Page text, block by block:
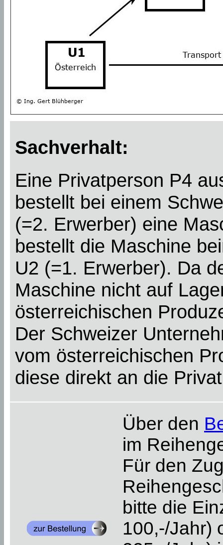
Sachverhalt:
Eine Privatperson P4
bestellt bei einem
(=2. Erwerber) eine
bestellt die Maschine
U2 (=1. Erwerber). Da
Maschine nicht auf
österreichischen
Der Schweizer
vom österreichischen
diese direkt an die
Über den
im
Für den
bitte die
100,-/Jahr)